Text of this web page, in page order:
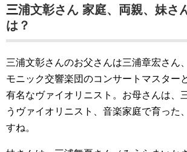
三浦文彰さん 家庭、両親、妹さんは？ 結婚
は？
三浦文彰さんのお父さんは三浦章宏さん
モニック交響楽団のコンサートマスター
有名なヴァイオリニスト。お母さんは、
うヴァイオリニスト、音楽家庭で育った
すね。